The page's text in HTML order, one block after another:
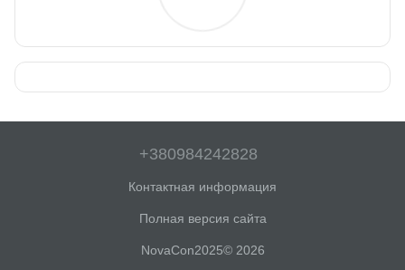
+380984242828
Контактная информация
Полная версия сайта
NovaCon2025© 2026